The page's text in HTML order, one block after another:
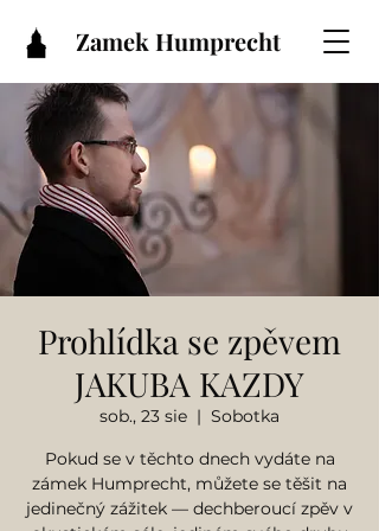
Zamek Humprecht
Prohlídka se zpěvem
JAKUBA KAZDY
sob., 23 sie
  |
Sobotka
Pokud se v těchto dnech vydáte na
zámek Humprecht, můžete se těšit na
jedinečný zážitek — dechberoucí zpěv v